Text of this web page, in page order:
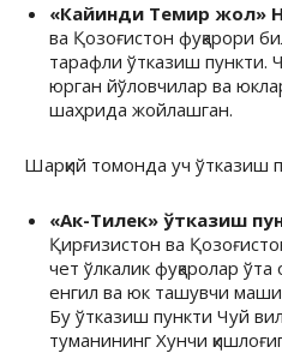
«Кайинди Темир жол»
ва Қозоғистон фуқарори
тарафли ўтказиш пункти.
юрган йўловчилар ва
шаҳрида жойлашган.
Шарқий томонда уч ўтказиш
«Ак-Тилек» ўтказиш
Қирғизистон ва
чет ўлкалик фуқаролар
енгил ва юк ташувчи
Бу ўтказиш пункти Чуй
туманининг Хунчи